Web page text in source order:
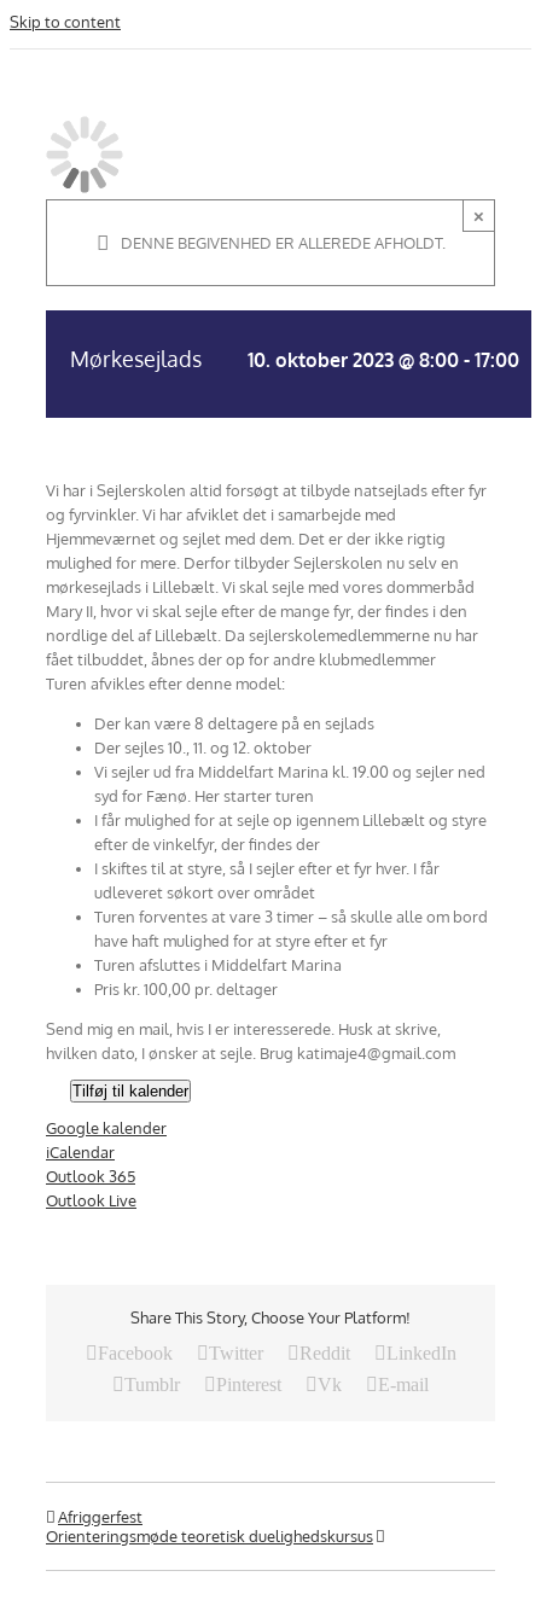
Skip to content
×
DENNE BEGIVENHED ER ALLEREDE AFHOLDT.
Mørkesejlads 10. oktober 2023 @ 8:00 - 17:00
Vi har i Sejlerskolen altid forsøgt at tilbyde natsejlads efter fyr
og fyrvinkler. Vi har afviklet det i samarbejde med
Hjemmeværnet og sejlet med dem. Det er der ikke rigtig
mulighed for mere. Derfor tilbyder Sejlerskolen nu selv en
mørkesejlads i Lillebælt. Vi skal sejle med vores dommerbåd
Mary II, hvor vi skal sejle efter de mange fyr, der findes i den
nordlige del af Lillebælt. Da sejlerskolemedlemmerne nu har
fået tilbuddet, åbnes der op for andre klubmedlemmer
Turen afvikles efter denne model:
Der kan være 8 deltagere på en sejlads
Der sejles 10., 11. og 12. oktober
Vi sejler ud fra Middelfart Marina kl. 19.00 og sejler ned
syd for Fænø. Her starter turen
I får mulighed for at sejle op igennem Lillebælt og styre
efter de vinkelfyr, der findes der
I skiftes til at styre, så I sejler efter et fyr hver. I får
udleveret søkort over området
Turen forventes at vare 3 timer – så skulle alle om bord
have haft mulighed for at styre efter et fyr
Turen afsluttes i Middelfart Marina
Pris kr. 100,00 pr. deltager
Send mig en mail, hvis I er interesserede. Husk at skrive,
hvilken dato, I ønsker at sejle. Brug katimaje4@gmail.com
Tilføj til kalender
Google kalender
iCalendar
Outlook 365
Outlook Live
Share This Story, Choose Your Platform!
Facebook Twitter Reddit
LinkedIn
Tumblr
Pinterest Vk E-mail
Afriggerfest
Orienteringsmøde teoretisk duelighedskursus